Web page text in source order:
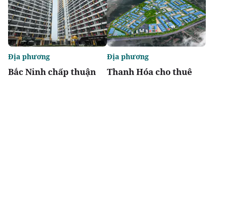
Bắc Ninh chấp thuận
Địa phương
Thanh Hóa cho thuê
Địa phương